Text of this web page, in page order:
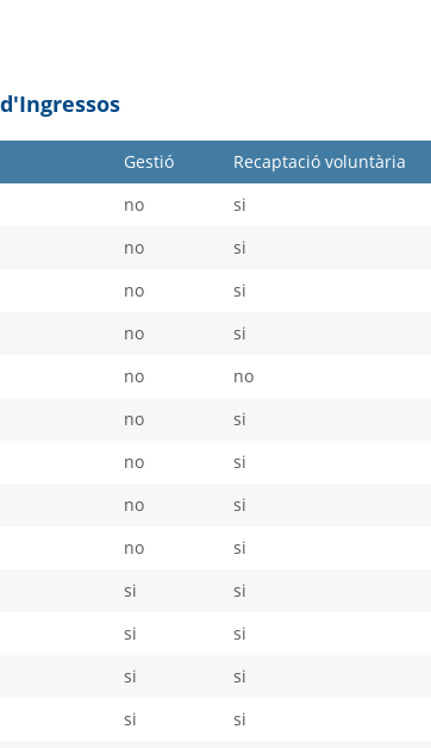
Gestió Recaptació voluntària
no si
no si
no si
no si
no no
no si
no si
no si
no si
si si
si si
si si
si si